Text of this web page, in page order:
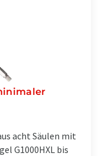
acht Säulen mit
G1000HXL bis